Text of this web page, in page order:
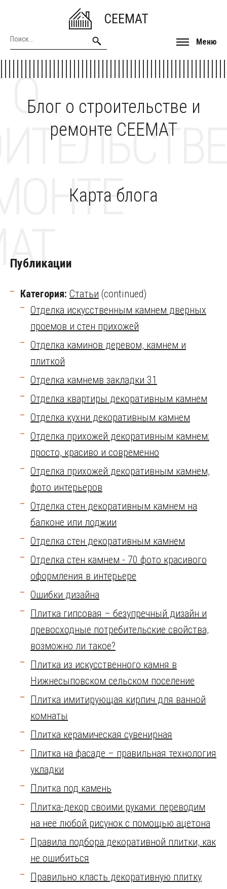
CEEMAT
Меню
Блог о строительстве и
ремонте CEEMAT
О
Карта блога
Публикации
Категория: Статьи (continued)
Отделка искусственным камнем дверных
проемов и стен прихожей
Отделка каминов деревом, камнем и
плиткой
Отделка камнемв закладки 31
Отделка квартиры декоративным камнем
Отделка кухни декоративным камнем
Отделка прихожей декоративным камнем:
просто, красиво и современно
Отделка прихожей декоративным камнем,
фото интерьеров
Отделка стен декоративным камнем на
балконе или лоджии
Отделка стен декоративным камнем
Отделка стен камнем - 70 фото красивого
оформления в интерьере
Ошибки дизайна
Плитка гипсовая – безупречный дизайн и
превосходные потребительские свойства,
возможно ли такое?
Плитка из искусственного камня в
Нижнесыповском сельском поселение
Плитка имитирующая кирпич для ванной
комнаты
Плитка керамическая сувенирная
Плитка на фасаде – правильная технология
укладки
Плитка под камень
Плитка-декор своими руками: переводим
на неё любой рисунок с помощью ацетона
Правила подбора декоративной плитки, как
не ошибиться
Правильно класть декоративную плитку